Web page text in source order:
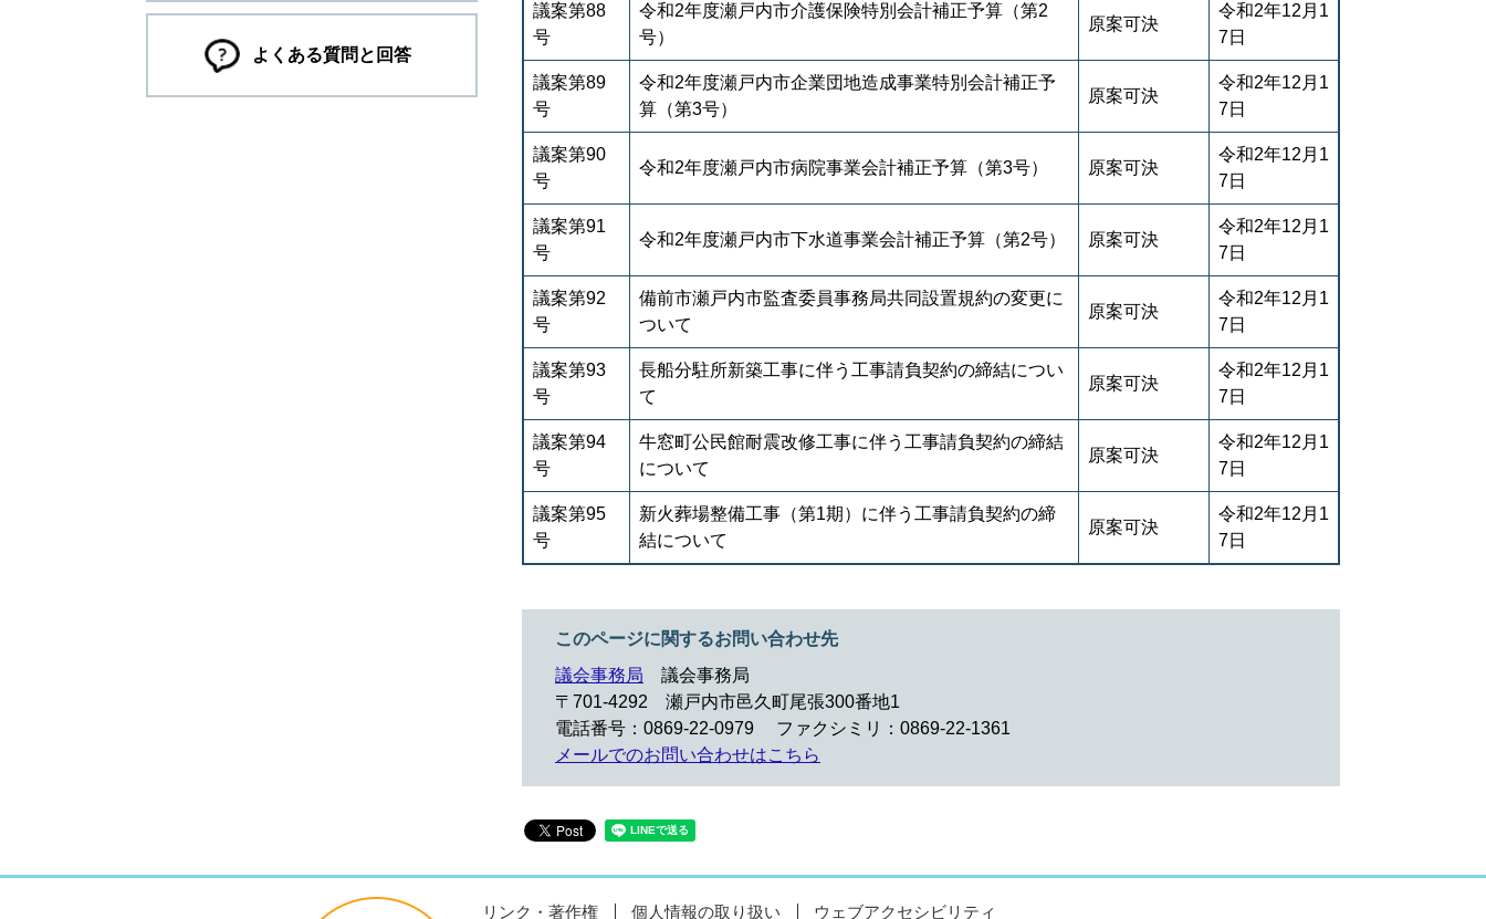
議案第88
号
令和2年度瀬戸内市介護保険特別会計補正予算（第2
号）
原案可決
令和2年12月1
7日
議案第89
号
令和2年度瀬戸内市企業団地造成事業特別会計補正予
算（第3号）
原案可決
令和2年12月1
7日
議案第90
号
令和2年度瀬戸内市病院事業会計補正予算（第3号） 原案可決
令和2年12月1
7日
議案第91
号
令和2年度瀬戸内市下水道事業会計補正予算（第2号） 原案可決
令和2年12月1
7日
議案第92
号
備前市瀬戸内市監査委員事務局共同設置規約の変更に
ついて
原案可決
令和2年12月1
7日
議案第93
号
長船分駐所新築工事に伴う工事請負契約の締結につい
て
原案可決
令和2年12月1
7日
議案第94
号
牛窓町公民館耐震改修工事に伴う工事請負契約の締結
について
原案可決
令和2年12月1
7日
議案第95
号
新火葬場整備工事（第1期）に伴う工事請負契約の締
結について
原案可決
令和2年12月1
7日
このページに関するお問い合わせ先
議会事務局
議会事務局
〒701-4292
瀬戸内市邑久町尾張300番地1
電話番号：0869-22-0979
ファクシミリ：0869-22-1361
メールでのお問い合わせはこちら
よくある質問と回答
リンク・著作権 個人情報の取り扱い ウェブアクセシビリティ